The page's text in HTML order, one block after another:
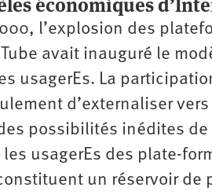
économiques
l’explosion des
avait inauguré le
usagerEs. La
d’externaliser
possibilités inédites
usagerEs des plate-
un réservoir